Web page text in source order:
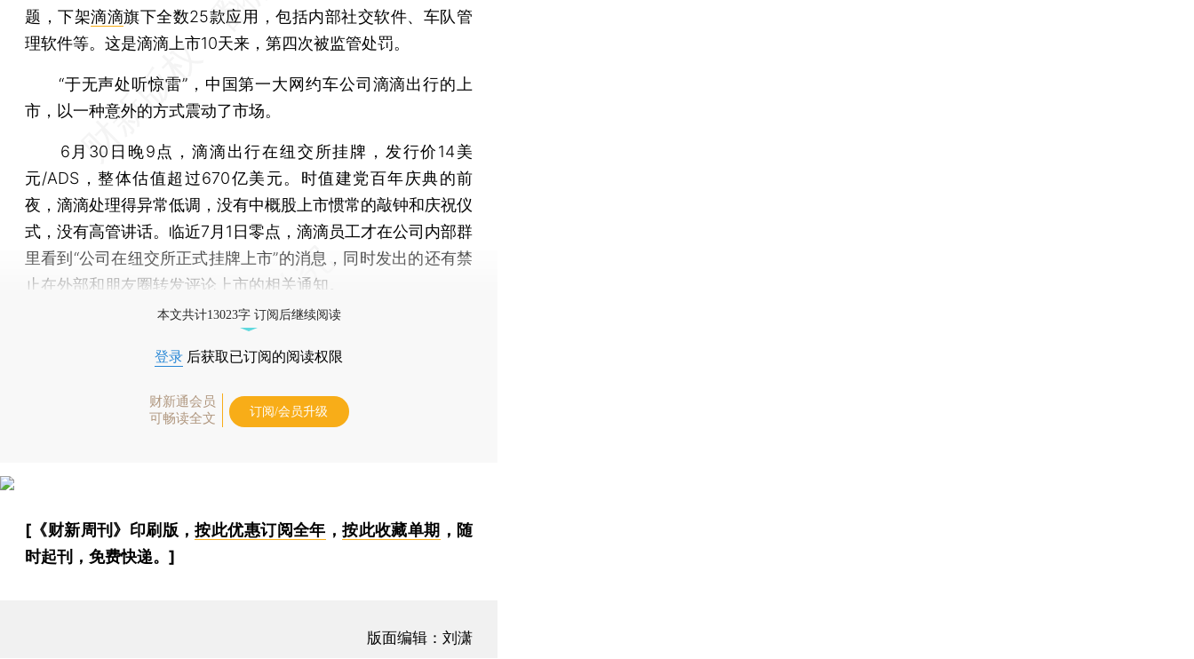
题，下架滴滴旗下全数25款应用，包括内部社交软件、车队管
理软件等。这是滴滴上市10天来，第四次被监管处罚。
“于无声处听惊雷”，中国第一大网约车公司滴滴出行的上
市，以一种意外的方式震动了市场。
6月30日晚9点，滴滴出行在纽交所挂牌，发行价14美
元/ADS，整体估值超过670亿美元。时值建党百年庆典的前
夜，滴滴处理得异常低调，没有中概股上市惯常的敲钟和庆祝仪
式，没有高管讲话。临近7月1日零点，滴滴员工才在公司内部群
里看到“公司在纽交所正式挂牌上市”的消息，同时发出的还有禁
止在外部和朋友圈转发评论上市的相关通知。
本文共计13023字 订阅后继续阅读
登录 后获取已订阅的阅读权限
财新通会员
可畅读全文
订阅/会员升级
[《财新周刊》印刷版，按此优惠订阅全年 ，按此收藏单期 ，随
时起刊，免费快递。]
版面编辑：刘潇